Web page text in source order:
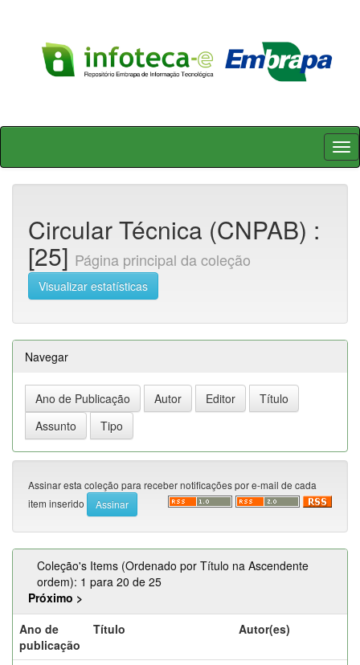
Skip
Circular Técnica (CNPAB) :
[25] Página principal da coleção
Visualizar estatísticas
Navegar
Assinar esta coleção para receber notificações por e-mail de cada
item inserido
Coleção's Items (Ordenado por Título na Ascendente
ordem): 1 para 20 de 25
Próximo >
Ano de
publicação
Título Autor(es)